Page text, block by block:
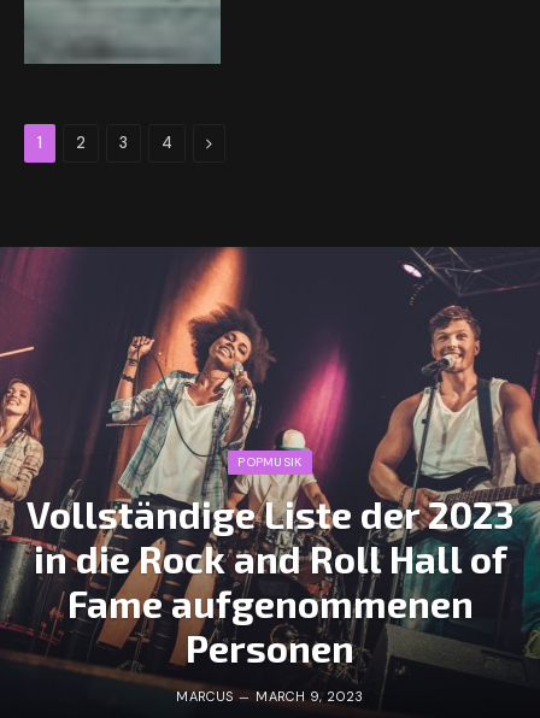
1 2 3 4 Next
POPMUSIK
Vollständige Liste der 2023
in die Rock and Roll Hall of
Fame aufgenommenen
Personen
MARCUS MARCH 9, 2023